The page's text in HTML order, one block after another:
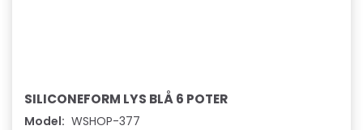
SILICONEFORM LYS BLÅ 6 POTER
Model: WSHOP-377